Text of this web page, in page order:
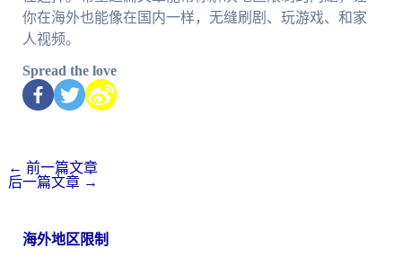
你在海外也能像在国内一样，无缝刷剧、玩游戏、和家
人视频。
Spread the love
← 前一篇文章
后一篇文章 →
海外地区限制